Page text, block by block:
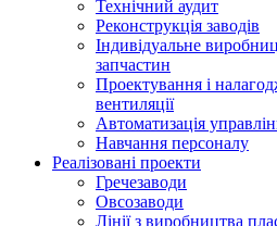
Технічний аудит
Реконструкція заводів
Індивідуальне
запчастин
Проектування і
вентиляції
Автоматизація
Навчання персоналу
Реалізовані проекти
Гречезаводи
Овсозаводи
Лінії з виробництва